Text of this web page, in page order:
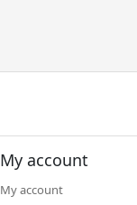
My account
My account